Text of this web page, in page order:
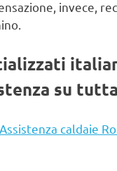
invece,
su
Assistenza caldaie